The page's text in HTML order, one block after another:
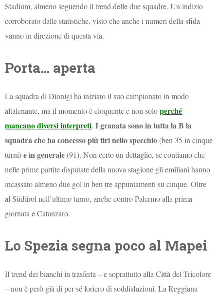
Stadium, almeno seguendo il trend delle due squadre. Un indizio
corroborato dalle statistiche, visto che anche i numeri della sfida
vanno in direzione di questa via.
Porta… aperta
La squadra di Dionigi ha iniziato il suo campionato in modo
altalenante, ma il momento è eloquente e non soloperché
mancano diversi interpreti.I granata sono in tutta la B la
squadra che ha concesso più tiri nello specchio(ben 35 in cinque
turni)e in generale(91). Non certo un dettaglio, se contiamo che
nelle prime partite disputate della nuova stagione gli emiliani hanno
incassato almeno due gol in ben tre appuntamenti su cinque. Oltre
al Südtirol nell’ultimo turno, anche contro Palermo alla prima
giornata e Catanzaro.
Lo Spezia segna poco al Mapei
Il trend dei bianchi in trasferta – e soprattutto alla Città del Tricolore
– non è però già di per sé foriero di soddisfazioni. La Reggiana